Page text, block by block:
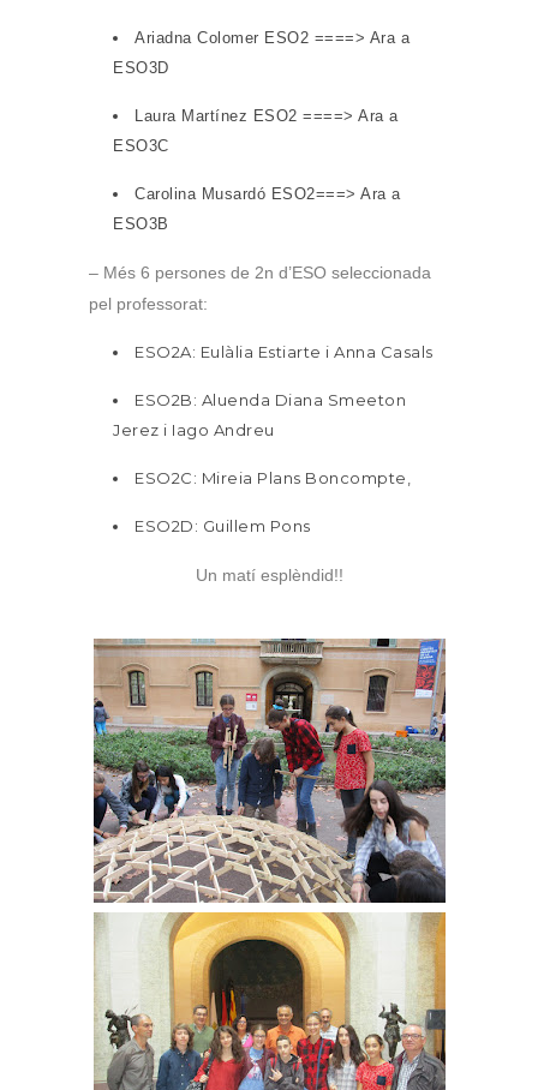
Ariadna Colomer ESO2 ====> Ara a
ESO3D
Laura Martínez ESO2 ====> Ara a
ESO3C
Carolina Musardó ESO2===> Ara a
ESO3B
– Més 6 persones de 2n d’ESO seleccionada
pel professorat:
ESO2A: Eulàlia Estiarte i Anna Casals
ESO2B: Aluenda Diana Smeeton
Jerez i Iago Andreu
ESO2C: Mireia Plans Boncompte,
ESO2D: Guillem Pons
Un matí esplèndid!!